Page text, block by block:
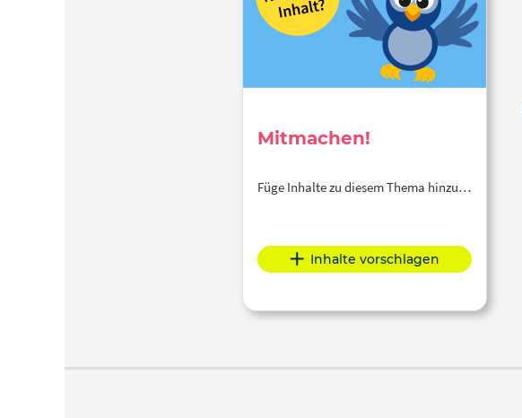
Mitmachen!
Füge Inhalte zu diesem Thema hinzu…
Inhalte vorschlagen